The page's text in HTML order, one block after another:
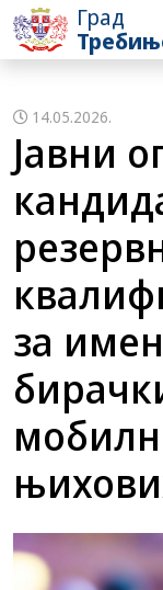
Град
14.05.2026.
Јавни
за